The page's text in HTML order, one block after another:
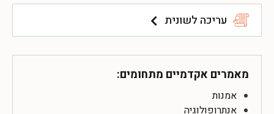
עריכה לשונית
מאמרים אקדמיים מתחומים:
אמנות
אנתרופולוגיה